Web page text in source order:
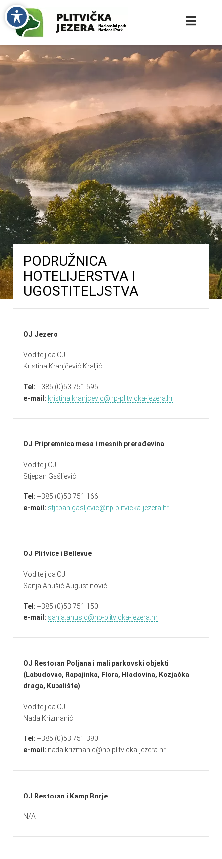
PODRUŽNICA
HOTELIJERSTVA I
UGOSTITELJSTVA
OJ Jezero
Voditeljica OJ
Kristina Kranjčević Kraljić
Tel: +385 (0)53 751 595
e-mail: kristina.kranjcevic@np-plitvicka-jezera.hr
OJ Pripremnica mesa i mesnih prerađevina
Voditelj OJ
Stjepan Gašljević
Tel: +385 (0)53 751 166
e-mail: stjepan.gasljevic@np-plitvicka-jezera.hr
OJ Plitvice i Bellevue
Voditeljica OJ
Sanja Anušić Augustinović
Tel: +385 (0)53 751 150
e-mail: sanja.anusic@np-plitvicka-jezera.hr
OJ Restoran Poljana i mali parkovski objekti
(Labudovac, Rapajinka, Flora, Hladovina, Kozjačka
draga, Kupalište)
Voditeljica OJ
Nada Krizmanić
Tel: +385 (0)53 751 390
e-mail: nada.krizmanic@np-plitvicka-jezera.hr
OJ Restoran i Kamp Borje
N/A